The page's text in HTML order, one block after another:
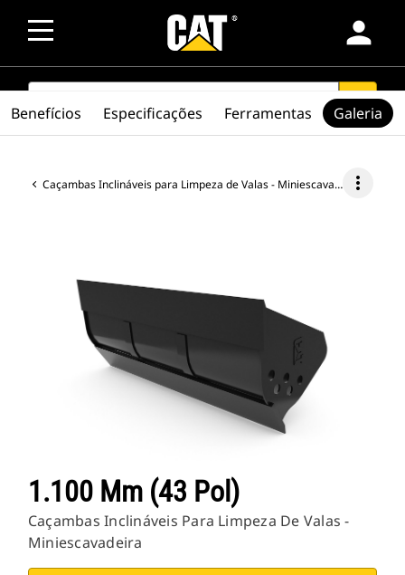
person
SEARCH search
Caçambas Inclináveis para Limpeza de Valas - Miniescavadeira more_vert
1.100 Mm (43 Pol)
Caçambas Inclináveis Para Limpeza De Valas -
Miniescavadeira
Benefícios Especificações Ferramentas Galeria